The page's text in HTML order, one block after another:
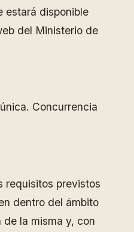
estará disponible
del Ministerio de
Concurrencia
requisitos previstos
dentro del ámbito
la misma y, con